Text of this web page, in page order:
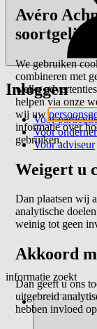
Inloggen
Voor
Voor
Voor adviseur
informatie zoekt
Avéro
We gebruiken
combineren met
welke
helpen via onze
wij uw
informatie over
gebruiken.
Weigert u
Dan plaatsen wij
analytische
weinig tot geen
Akkoord
Dan geeft u ons
uitgebreid
hebben invloed